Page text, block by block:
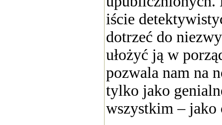
iście
dotrzeć do
ułożyć ją w
pozwala nam na
tylko jako
wszystkim – jako